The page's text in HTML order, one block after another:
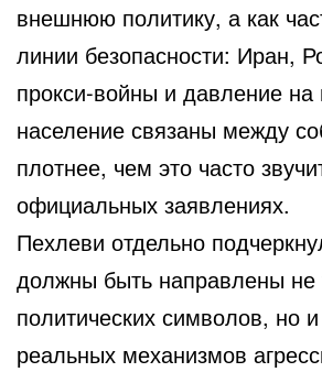
внешнюю политику, а как
линии безопасности: Иран,
прокси-войны и давление на
население связаны между
плотнее, чем это часто
официальных заявлениях.
Пехлеви отдельно
должны быть направлены не
политических символов, но
реальных механизмов